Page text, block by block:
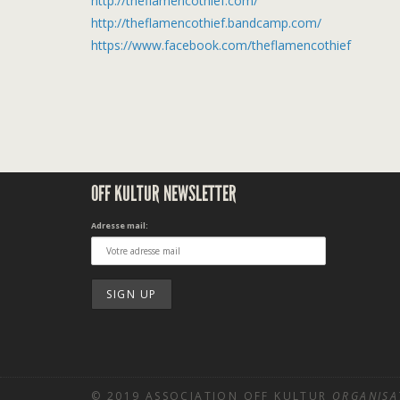
http://theflamencothief.bandcamp.com/
https://www.facebook.com/theflamencothief
OFF KULTUR NEWSLETTER
Adresse mail:
© 2019 ASSOCIATION OFF KULTUR